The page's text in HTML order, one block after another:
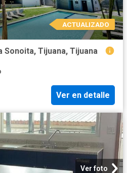
ACTUALIZADO
Tijuana, Tijuana
Ver en detalle
Ver foto